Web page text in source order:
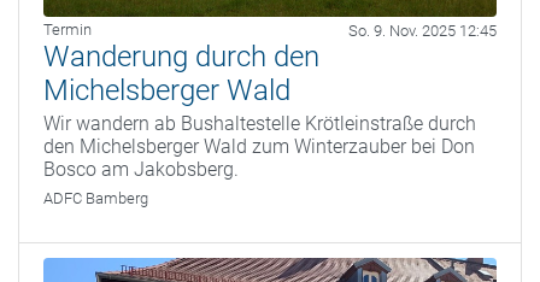
Termin So. 9. Nov. 2025 12:45
Wanderung durch den
Michelsberger Wald
Wir wandern ab Bushaltestelle Krötleinstraße durch
den Michelsberger Wald zum Winterzauber bei Don
Bosco am Jakobsberg.
ADFC Bamberg